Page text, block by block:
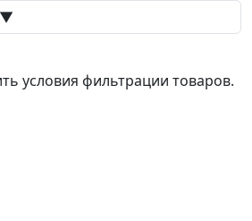
условия фильтрации товаров.